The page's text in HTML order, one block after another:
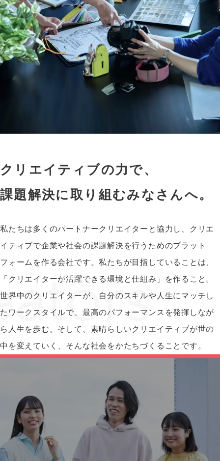
クリエイティブの力で、
課題解決に取り組むみなさんへ。
私たちは多くのパートナークリエイターと協力し、クリエ
イティブで企業や社会の課題解決を行うためのプラット
フォームを作る会社です。私たちが目指していることは、
「クリエイターが活躍できる環境と仕組み」を作ること。
世界中のクリエイターが、自分のスキルや人生にマッチし
たワークスタイルで、最高のパフォーマンスを発揮しなが
ら人生を歩む。そして、素晴らしいクリエイティブが世の
中を変えていく、そんな社会をかたちづくることです。